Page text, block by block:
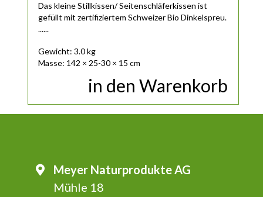
Das kleineStillkissen/ Seitenschläferkissen ist
gefüllt mit zertifiziertem Schweizer Bio Dinkelspreu.
......
Gewicht: 3.0 kg
Masse: 142 × 25-30 × 15 cm
in den Warenkorb
Meyer Naturprodukte AG
Mühle 18